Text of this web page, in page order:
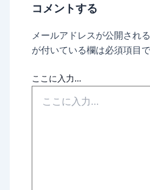
コメントする
メールアドレスが公開され
が付いている欄は必須項目
ここに入力…